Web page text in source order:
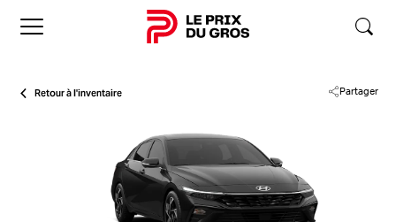
Accueil
Retour à l'inventaire Partager